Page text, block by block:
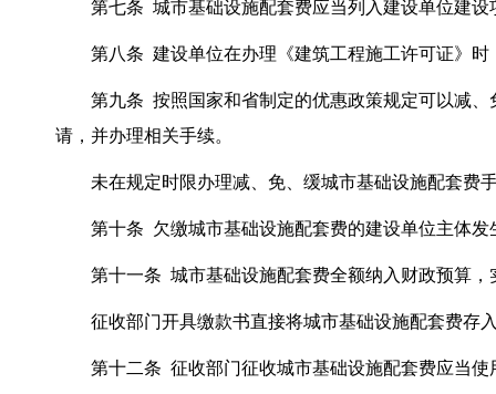
第七条 城市基础设施配套费应当列入建设单位建设
第八条 建设单位在办理《建筑工程施工许可证》时
第九条 按照国家和省制定的优惠政策规定可以减、
请，并办理相关手续。
未在规定时限办理减、免、缓城市基础设施配套费
第十条 欠缴城市基础设施配套费的建设单位主体发
第十一条 城市基础设施配套费全额纳入财政预算，
征收部门开具缴款书直接将城市基础设施配套费存
第十二条 征收部门征收城市基础设施配套费应当使